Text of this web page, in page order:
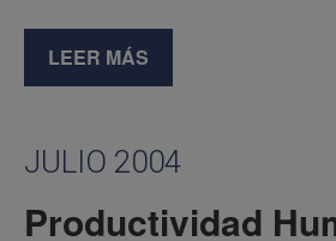
LEER MÁS
JULIO 2004
Productividad